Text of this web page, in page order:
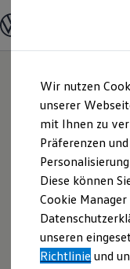
Hauptinhalt
springen
Footer
springen
Modelle und
Modelle
Elektroautos
ENERGY
SUV und
Kombis
Sportwagen
Schnell
Angebote und
Aktuelle
E-Auto-
Wir nutzen
unserer
mit Ihnen zu
Präferenzen
Diese können
Cookie
unseren
Richtlinie und